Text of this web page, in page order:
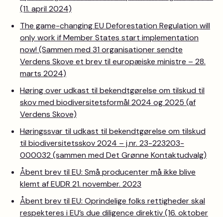
(11. april 2024)
The game-changing EU Deforestation Regulation will
only work if Member States start implementation
now! (Sammen med 31 organisationer sendte
Verdens Skove et brev til europæiske ministre – 28.
marts 2024)
Høring over udkast til bekendtgørelse om tilskud til
skov med biodiversitetsformål 2024 og 2025 (af
Verdens Skove)
Høringssvar til udkast til bekendtgørelse om tilskud
til biodiversitetsskov 2024 – j.nr. 23-223203-
000032 (sammen med Det Grønne Kontaktudvalg)
Åbent brev til EU: Små producenter må ikke blive
klemt af EUDR 21. november. 2023
Åbent brev til EU: Oprindelige folks rettigheder skal
respekteres i EU’s due diligence direktiv (16. oktober